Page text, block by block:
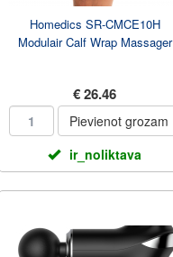
Homedics SR-CMCE10H
Modulair Calf Wrap Massager
€ 26.46
Pievienot grozam
ir_noliktava